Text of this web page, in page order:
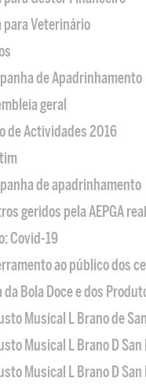
para Veterinário
de Apadrinhamento
geral
de Actividades 2016
de apadrinhamento
geridos pela AEPGA
Covid-19
ao público dos
da Bola Doce e dos
Musical L Brano de
Musical L Brano D
Musical L Brano D